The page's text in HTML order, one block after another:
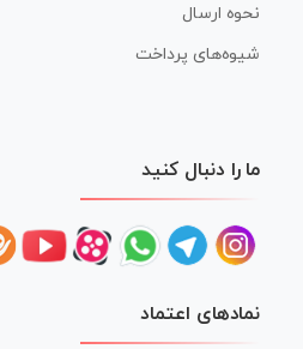
نحوه ارسال
شیوه‌های پرداخت
ما را دنبال کنید
نمادهای اعتماد